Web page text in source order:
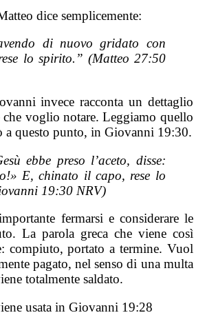
dice semplicemente:
di nuovo gridato con
lo spirito.” (Matteo 27:50
invece racconta un dettaglio
voglio notare. Leggiamo quello
a questo punto, in Giovanni 19:30.
ebbe preso l’aceto, disse:
E, chinato il capo, rese lo
19:30 NRV)
fermarsi e considerare le
La parola greca che viene così
compiuto, portato a termine. Vuol
pagato, nel senso di una multa
totalmente saldato.
usata in Giovanni 19:28